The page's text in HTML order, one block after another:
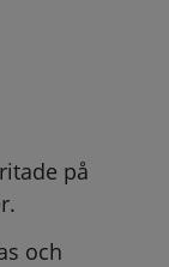
på
och